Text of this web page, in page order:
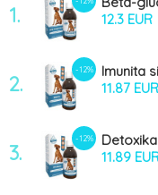
1.
12.3 EUR
2.
-12%
Imunita
11.87 EUR
3.
-12%
11.89